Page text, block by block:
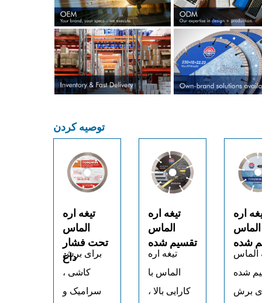
توصیه کردن
تیغه اره
الماس
تحت فشار
داغ
برای برش
کاشی ،
سرامیک و
تیغه اره
الماس
تقسیم شده
تیغه اره
الماس با
کارایی بالا ،
اره
الماس
شده
الماس
شده
برش